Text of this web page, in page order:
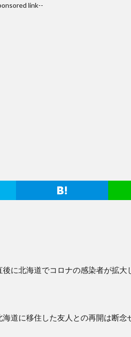
link--
に北海道でコロナの感染者が拡大
道に移住した友人との再開は断念